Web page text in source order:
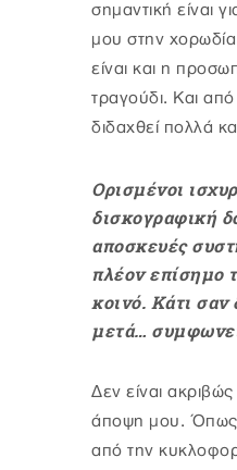
σημαντική είναι
μου στην
είναι και η
τραγούδι. Και
διδαχθεί πολλά
Ορισμένοι
δισκογραφική
αποσκευές
πλέον επίσημο
κοινό. Κάτι σαν
μετά…
Δεν είναι
άποψη μου. Όπως
από την